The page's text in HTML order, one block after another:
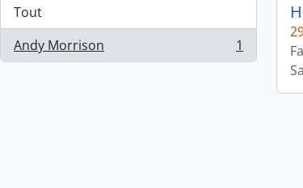
Tout
Andy Morrison
, 1 résultats 1